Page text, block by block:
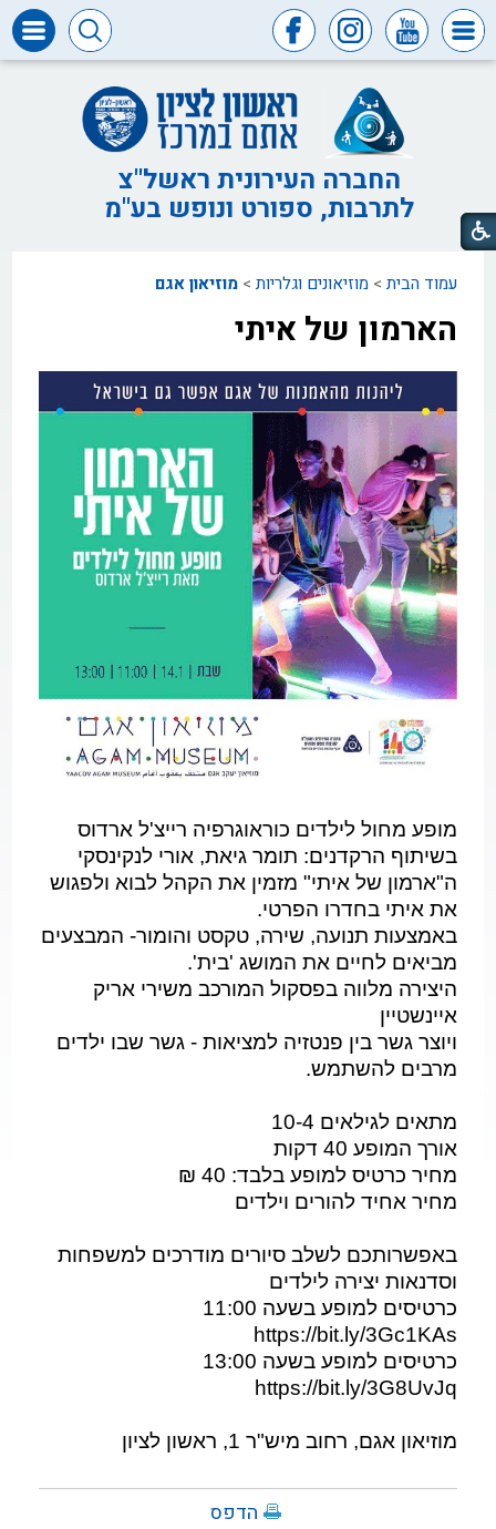
ומכרזים
חופש
המידע
דבר
ראש
דבר
דירקטוריון
החברה
צור
קשר
החברה העירונית ראשל"צ
לתרבות, ספורט ונופש בע"מ
עמוד הבית >מוזיאונים וגלריות >מוזיאון אגם
הארמון של איתי
מופע מחול לילדים כוראוגרפיה רייצ'ל ארדוס
בשיתוף הרקדנים: תומר גיאת, אורי לנקינסקי
ה"ארמון של איתי" מזמין את הקהל לבוא ולפגוש
את איתי בחדרו הפרטי.
באמצעות תנועה, שירה, טקסט והומור- המבצעים
מביאים לחיים את המושג 'בית'.
היצירה מלווה בפסקול המורכב משירי אריק
איינשטיין
ויוצר גשר בין פנטזיה למציאות - גשר שבו ילדים
מרבים להשתמש.
מתאים לגילאים 10-4
אורך המופע 40 דקות
מחיר כרטיס למופע בלבד: 40 ₪
מחיר אחיד להורים וילדים
באפשרותכם לשלב סיורים מודרכים למשפחות
וסדנאות יצירה לילדים
כרטיסים למופע בשעה 11:00
https://bit.ly/3Gc1KAs
כרטיסים למופע בשעה 13:00
https://bit.ly/3G8UvJq
מוזיאון אגם, רחוב מיש"ר 1, ראשון לציון
הדפס